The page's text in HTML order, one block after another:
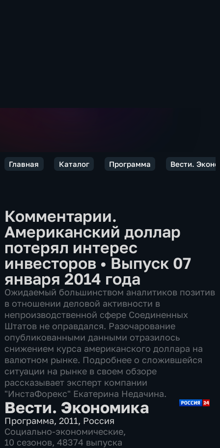
Главная Каталог Программа Вести.
Комментарии.
Американский доллар
потерял интерес
инвесторов •Выпуск 07
января 2014 года
Ожидаемый большинством аналитиков позитив
в отношении деловой активности в
непроизводственной сфере Соединенных
Штатов не оправдался. Разочарование
опубликованными данными отразилось
снижением курса американского доллара на
валютном рынке. Подробнее о сложившейся
ситуации на рынке в своем обзоре
рассказывает эксперт компании
"ИнстаФорекс" Екатерина Недачина.
Вести. Экономика
Программа,2011, Россия
Социально-экономические,
10 сезонов, 48374 выпуска